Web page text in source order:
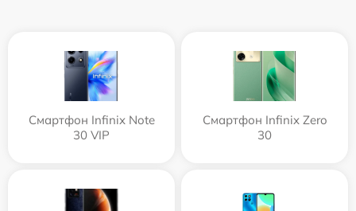
Смартфон Infinix Note
30 VIP
Смартфон Infinix Zero
30